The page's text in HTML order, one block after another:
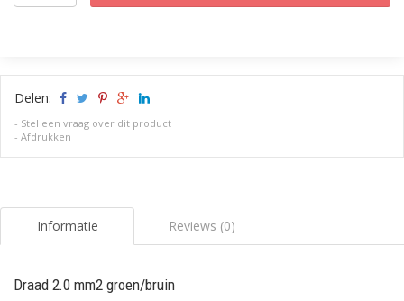
Delen:
- Stel een vraag over dit product
- Afdrukken
Informatie Reviews (0)
Draad 2.0 mm2 groen/bruin